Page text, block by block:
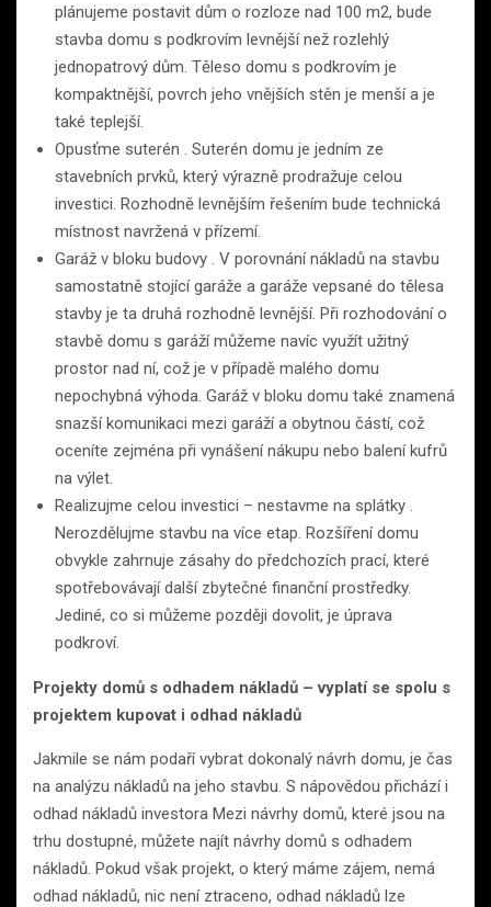
plánujeme postavit dům o rozloze nad 100 m2, bude
stavba domu s podkrovím levnější než rozlehlý
jednopatrový dům. Těleso domu s podkrovím je
kompaktnější, povrch jeho vnějších stěn je menší a je
také teplejší.
Opusťme suterén . Suterén domu je jedním ze
stavebních prvků, který výrazně prodražuje celou
investici. Rozhodně levnějším řešením bude technická
místnost navržená v přízemí.
Garáž v bloku budovy . V porovnání nákladů na stavbu
samostatně stojící garáže a garáže vepsané do tělesa
stavby je ta druhá rozhodně levnější. Při rozhodování o
stavbě domu s garáží můžeme navíc využít užitný
prostor nad ní, což je v případě malého domu
nepochybná výhoda. Garáž v bloku domu také znamená
snazší komunikaci mezi garáží a obytnou částí, což
oceníte zejména při vynášení nákupu nebo balení kufrů
na výlet.
Realizujme celou investici – nestavme na splátky .
Nerozdělujme stavbu na více etap. Rozšíření domu
obvykle zahrnuje zásahy do předchozích prací, které
spotřebovávají další zbytečné finanční prostředky.
Jediné, co si můžeme později dovolit, je úprava
podkroví.
Projekty domů s odhadem nákladů – vyplatí se spolu s
projektem kupovat i odhad nákladů
Jakmile se nám podaří vybrat dokonalý návrh domu, je čas
na analýzu nákladů na jeho stavbu. S nápovědou přichází i
odhad nákladů investora Mezi návrhy domů, které jsou na
trhu dostupné, můžete najít návrhy domů s odhadem
nákladů. Pokud však projekt, o který máme zájem, nemá
odhad nákladů, nic není ztraceno, odhad nákladů lze